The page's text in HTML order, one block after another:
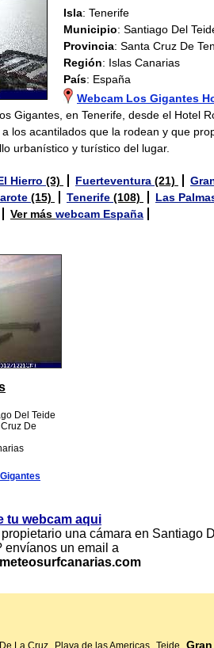
Isla: Tenerife
Municipio: Santiago Del
Provincia: Santa Cruz De
Región: Islas Canarias
País: España
Webcam Los Gigantes
Gigantes, en Tenerife, desde el Hotel
los acantilados que la rodean y que
urbanístico y turístico del lugar.
Hierro (3) Fuerteventura (21)
(15) Tenerife (108) Las
Ver más webcam España
Del Teide
De
tu webcam aqui
una cámara en Santiago
envíanos un email a
La Cruz Playa de las Americas Teide